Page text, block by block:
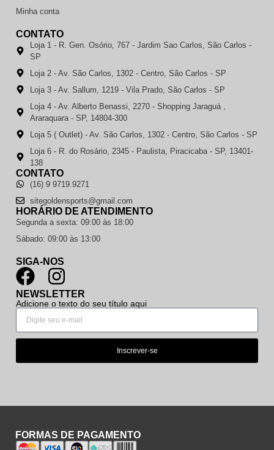
Minha conta
CONTATO
Loja 1 - R. Gen. Osório, 767 - Jardim Sao Carlos, São Carlos -
SP
Loja 2 - Av. São Carlos, 1302 - Centro, São Carlos - SP
Loja 3 - Av. Sallum, 1219 - Vila Prado, São Carlos - SP
Loja 4 - Av. Alberto Benassi, 2270 - Shopping Jaraguá ,
Araraquara - SP, 14804-300
Loja 5 ( Outlet) - Av. São Carlos, 1302 - Centro, São Carlos - SP
Loja 6 - R. do Rosário, 2345 - Paulista, Piracicaba - SP, 13401-
138
CONTATO
(16) 9 9719.9271
sitegoldensports@gmail.com
HORÁRIO DE ATENDIMENTO
Segunda a sexta: 09:00 às 18:00
Sábado: 09:00 às 13:00
SIGA-NOS
NEWSLETTER
Adicione o texto do seu título aqui
Inscrever-se
FORMAS DE PAGAMENTO